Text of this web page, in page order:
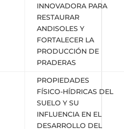
INNOVADORA PARA
RESTAURAR
ANDISOLES Y
FORTALECER LA
PRODUCCIÓN DE
PRADERAS
PROPIEDADES
FÍSICO-HÍDRICAS DEL
SUELO Y SU
INFLUENCIA EN EL
DESARROLLO DEL